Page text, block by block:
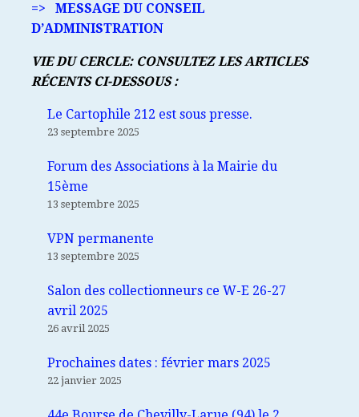
=> MESSAGE DU CONSEIL
D’ADMINISTRATION
VIE DU CERCLE: CONSULTEZ LES ARTICLES
RÉCENTS CI-DESSOUS :
Le Cartophile 212 est sous presse.
23 septembre 2025
Forum des Associations à la Mairie du
15ème
13 septembre 2025
VPN permanente
13 septembre 2025
Salon des collectionneurs ce W-E 26-27
avril 2025
26 avril 2025
Prochaines dates : février mars 2025
22 janvier 2025